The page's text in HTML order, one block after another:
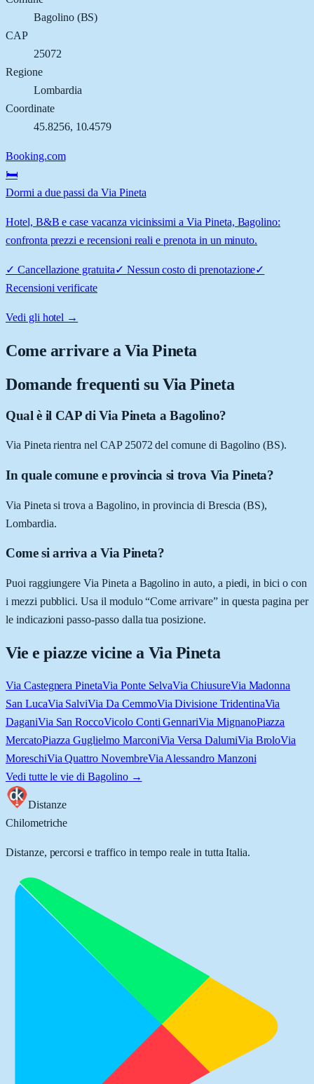
Bagolino(BS)
CAP
25072
Regione
Lombardia
Coordinate
45.8256, 10.4579
Booking.com
🛏️
Dormi a due passi da Via Pineta
Hotel, B&B e case vacanza vicinissimi a Via Pineta, Bagolino:
confronta prezzi e recensioni reali e prenota in un minuto.
✓ Cancellazione gratuita✓ Nessun costo di prenotazione✓
Recensioni verificate
Vedi gli hotel →
Come arrivare aVia Pineta
Domande frequenti su Via Pineta
Qual è il CAP di Via Pineta a Bagolino?
Via Pineta rientra nel CAP 25072 del comune di Bagolino (BS).
In quale comune e provincia si trova Via Pineta?
Via Pineta si trova a Bagolino, in provincia di Brescia (BS),
Lombardia.
Come si arriva a Via Pineta?
Puoi raggiungere Via Pineta a Bagolino in auto, a piedi, in bici o con
i mezzi pubblici. Usa il modulo “Come arrivare” in questa pagina per
le indicazioni passo-passo dalla tua posizione.
Vie e piazze vicine a Via Pineta
Via Castegnera PinetaVia Ponte SelvaVia ChiusureVia Madonna
San LucaVia SalviVia Da CemmoVia Divisione TridentinaVia
DaganiVia San RoccoVicolo Conti GennariVia MignanoPiazza
MercatoPiazza Guglielmo MarconiVia Versa DalumiVia BroloVia
MoreschiVia Quattro NovembreVia Alessandro Manzoni
Vedi tutte le vie di Bagolino→
Distanze
Chilometriche
Distanze, percorsi e traffico in tempo reale in tutta Italia.